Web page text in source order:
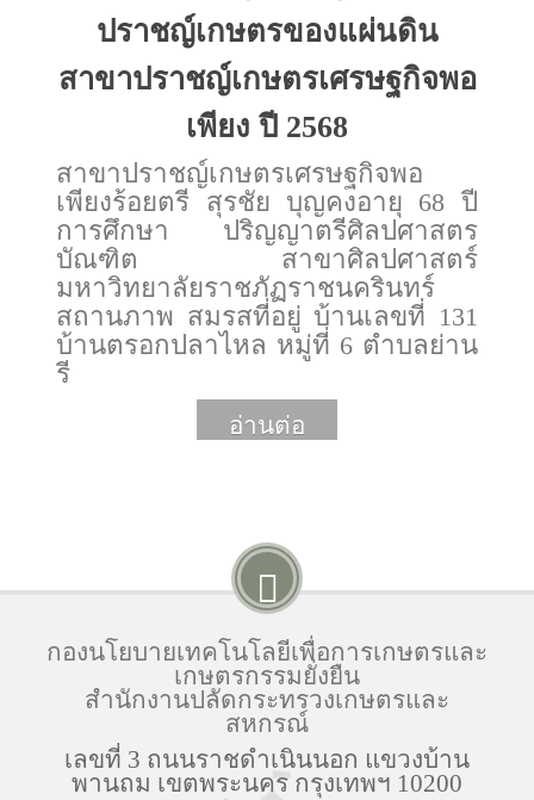
ปราชญ์เกษตรของแผ่นดิน
สาขาปราชญ์เกษตรเศรษฐกิจพอ
เพียง ปี 2568
สาขาปราชญ์เกษตรเศรษฐกิจพอ
เพียงร้อยตรี สุรชัย บุญคงอายุ 68 ปี
การศึกษา ปริญญาตรีศิลปศาสตร
บัณฑิต สาขาศิลปศาสตร์
มหาวิทยาลัยราชภัฏราชนครินทร์
สถานภาพ สมรสที่อยู่ บ้านเลขที่ 131
บ้านตรอกปลาไหล หมู่ที่ 6 ตำบลย่าน
รี
อ่านต่อ
กองนโยบายเทคโนโลยีเพื่อการเกษตรและ
เกษตรกรรมยั่งยืน
สำนักงานปลัดกระทรวงเกษตรและ
สหกรณ์
เลขที่ 3 ถนนราชดำเนินนอก แขวงบ้าน
พานถม เขตพระนคร กรุงเทพฯ 10200